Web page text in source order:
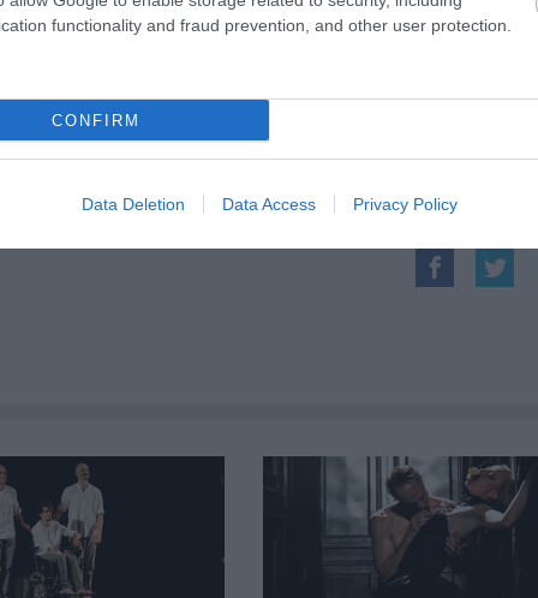
functionality and fraud prevention, and other user protection.
CONFIRM
Data Deletion Data Access Privacy Policy